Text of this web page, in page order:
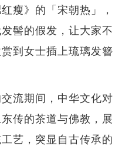
瘦》的「宋朝热」，
髻的假发，让大家不
到女士插上琉璃发簪
流期间，中华文化对
传的茶道与佛教，展
艺，突显自古传承的